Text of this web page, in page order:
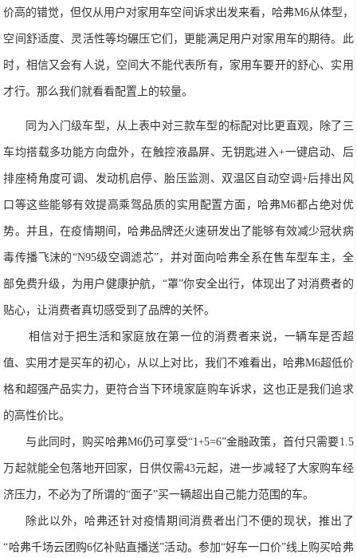
价高的错觉，但仅从用户对家用车空间诉求出发来看，哈弗M6从体型，
空间舒适度、灵活性等均碾压它们，更能满足用户对家用车的期待。此
时，相信又会有人说，空间大不能代表所有，家用车要开的舒心、实用
才行。那么我们就看看配置上的较量。
同为入门级车型，从上表中对三款车型的标配对比更直观，除了三
车均搭载多功能方向盘外，在触控液晶屏、无钥匙进入+一键启动、后
排座椅角度可调、发动机启停、胎压监测、双温区自动空调+后排出风
口等这些能够有效提高乘驾品质的实用配置方面，哈弗M6都占绝对优
势。并且，在疫情期间，哈弗品牌还火速研发出了能够有效减少冠状病
毒传播飞沫的“N95级空调滤芯”，并对面向哈弗全系在售车型车主，全
部免费升级，为用户健康护航，“罩”你安全出行，体现出了对消费者的
贴心，让消费者真切感受到了品牌的关怀。
相信对于把生活和家庭放在第一位的消费者来说，一辆车是否超
值、实用才是买车的初心，从以上对比，我们不难看出，哈弗M6超低价
格和超强产品实力，更符合当下环境家庭购车诉求，这也正是我们追求
的高性价比。
与此同时，购买哈弗M6仍可享受“1+5=6”金融政策，首付只需要1.5
万起就能全包落地开回家，日供仅需43元起，进一步减轻了大家购车经
济压力，不必为了所谓的“面子”买一辆超出自己能力范围的车。
除此以外，哈弗还针对疫情期间消费者出门不便的现状，推出了
“哈弗千场云团购6亿补贴直播送”活动。参加“好车一口价”线上购买哈弗